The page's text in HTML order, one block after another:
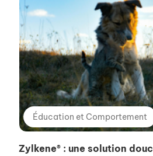
Éducation et Comportement
Zylkene® : une solution